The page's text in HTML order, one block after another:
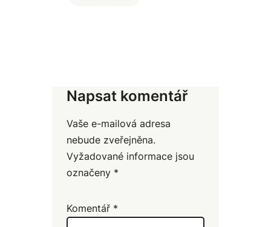
Napsat komentář
Vaše e-mailová adresa
nebude zveřejněna.
Vyžadované informace jsou
označeny *
Komentář *